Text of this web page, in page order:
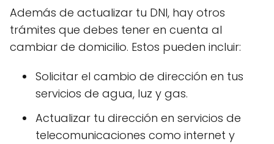
Además de actualizar tu DNI, hay otros
trámites que debes tener en cuenta al
cambiar de domicilio. Estos pueden incluir:
Solicitar el cambio de dirección en tus
servicios de agua, luz y gas.
Actualizar tu dirección en servicios de
telecomunicaciones como internet y